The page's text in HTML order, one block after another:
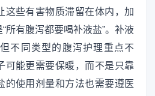
这些有害物质滞留在体内，加
所有腹泻都要喝补液盐”。补液
不同类型的腹泻护理重点不
可能更需要保暖，而不是只靠
的使用剂量和方法也需要遵医